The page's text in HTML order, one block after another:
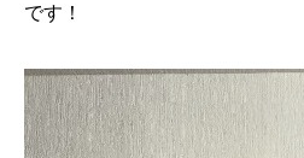
です！